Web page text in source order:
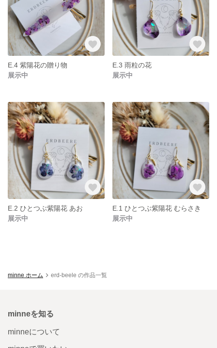
E.4 紫陽花の贈り物
展示中
E.3 雨粒の花
展示中
E.2 ひとつぶ紫陽花 あお
展示中
E.1 ひとつぶ紫陽花 むらさき
展示中
minne ホーム erd-beele の作品一覧
minneを知る
minneについて